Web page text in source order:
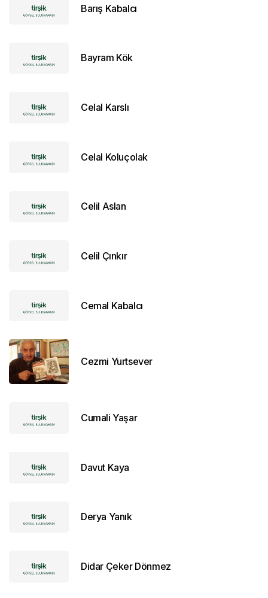
Barış Kabalcı
Bayram Kök
Celal Karslı
Celal Koluçolak
Celil Aslan
Celil Çınkır
Cemal Kabalcı
Cezmi Yurtsever
Cumali Yaşar
Davut Kaya
Derya Yanık
Didar Çeker Dönmez